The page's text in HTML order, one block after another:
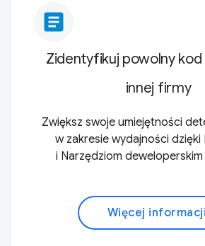
article
Zidentyfikuj powolny
innej firmy
Zwiększ swoje umiejętności
w zakresie wydajności
i Narzędziom
Więcej informacji